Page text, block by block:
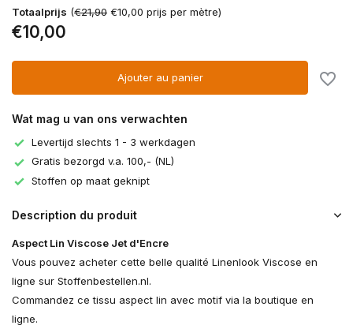
Totaalprijs (€21,90 €10,00 prijs per mètre)
€10,00
Ajouter au panier
Wat mag u van ons verwachten
Levertijd slechts 1 - 3 werkdagen
Gratis bezorgd v.a. 100,- (NL)
Stoffen op maat geknipt
Description du produit
Aspect Lin Viscose Jet d'Encre
Vous pouvez acheter cette belle qualité Linenlook Viscose en
ligne sur Stoffenbestellen.nl.
Commandez ce tissu aspect lin avec motif via la boutique en
ligne.